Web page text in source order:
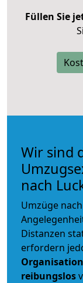
Füllen Sie
Wir sind
nach
Umzüge
Distanzen
erfordern
Organisation
reibungslos